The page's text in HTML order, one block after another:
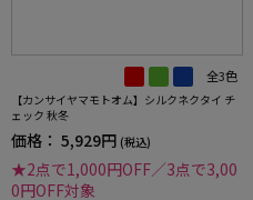
全3色
【カンサイヤマモトオム】シルクネクタイ チ
ェック 秋冬
価格： 5,929円 (税込)
★2点で1,000円OFF／3点で3,00
0円OFF対象